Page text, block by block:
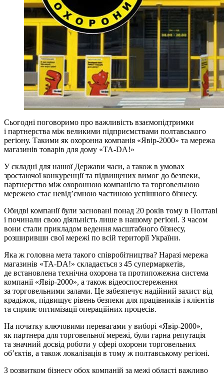
Сьогодні поговоримо про важливість взаємопідтримки
і партнерства між великими підприємствами полтавського
регіону. Такими як охоронна компанія «Явір-2000» та мережа
магазинів товарів для дому «ТА-DA!»
У складні для нашої Держави часи, а також в умовах
зростаючої конкуренції та підвищених вимог до безпеки,
партнерство між охоронною компанією та торговельною
мережею стає невід’ємною частиною успішного бізнесу.
Обидві компанії були засновані понад 20 років тому в Полтаві
і починали свою діяльність лише в нашому регіоні. З часом
вони стали прикладом ведення масштабного бізнесу,
розширивши свої мережі по всій території України.
Яка ж головна мета такого співробітництва? Наразі мережа
магазинів «ТА-DA!» складається з 45 супермаркетів,
де встановлена технічна охорона та протипожежна система
компанії «Явір-2000», а також відеоспостереження
за торговельними залами. Це забезпечує надійний захист від
крадіжок, підвищує рівень безпеки для працівників і клієнтів
та сприяє оптимізації операційних процесів.
На початку ключовими перевагами у виборі «Явір-2000»,
як партнера для торговельної мережі, були гарна репутація
та значний досвід роботи у сфері охорони торговельних
об’єктів, а також локалізація в тому ж полтавському регіоні.
З розвитком бізнесу обох компаній за межі області важливо